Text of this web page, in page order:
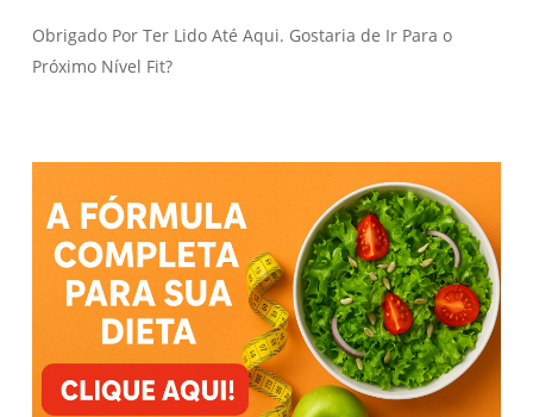
Obrigado Por Ter Lido Até Aqui. Gostaria de Ir Para o
Próximo Nível Fit?